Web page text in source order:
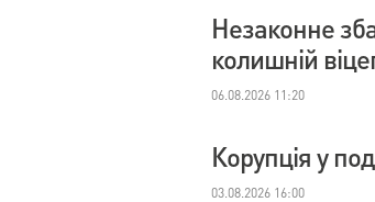
Незаконне
колишній
06.08.2026 11:20
Корупція у
03.08.2026 16:00